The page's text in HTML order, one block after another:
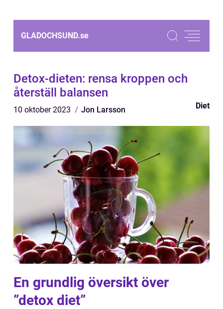
GLADOCHSUND.se
Detox-dieten: rensa kroppen och
återställ balansen
10 oktober 2023 Jon Larsson Diet
En grundlig översikt över
”detox diet”